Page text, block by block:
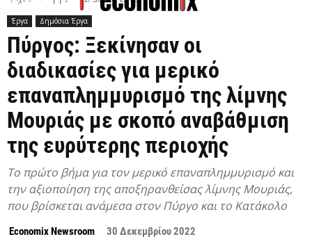
Έργα Δημόσια Έργα
Πύργος: Ξεκίνησαν οι
διαδικασίες για μερικό
επαναπλημμυρισμό της λίμνης
Μουριάς με σκοπό αναβάθμιση
της ευρύτερης περιοχής
Το πρώτο βήμα για τον μερικό επαναπλημμυρισμό και
την αξιοποίηση της αποξηρανθείσας λίμνης Μουριάς,
που βρίσκεται ανάμεσα στον Πύργο και το Κατάκολο
Economix Newsroom 30 Δεκεμβρίου 2022